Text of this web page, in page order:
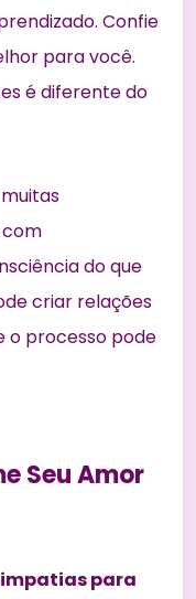
Confie
para você.
é diferente do
do que
criar relações
o processo pode
Seu Amor
para